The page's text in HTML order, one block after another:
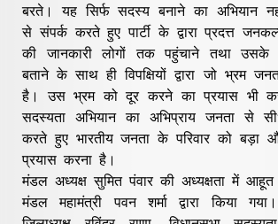
बरते। यह सिर्फ सदस्य बनाने का अभियान
से संपर्क करते हुए पार्टी के द्वारा प्रदत्त
की जानकारी लोगों तक पहुंचाने तथा
बताने के साथ ही विपक्षियों द्वारा जो भ्रम
है। उस भ्रम को दूर करने का प्रयास भी
सदस्यता अभियान का अभिप्राय जनता से
करते हुए भारतीय जनता के परिवार को बड़ा
प्रयास करना है।
मंडल अध्यक्ष सुमित पंवार की अध्यक्षता में
मंडल महामंत्री पवन शर्मा द्वारा किया